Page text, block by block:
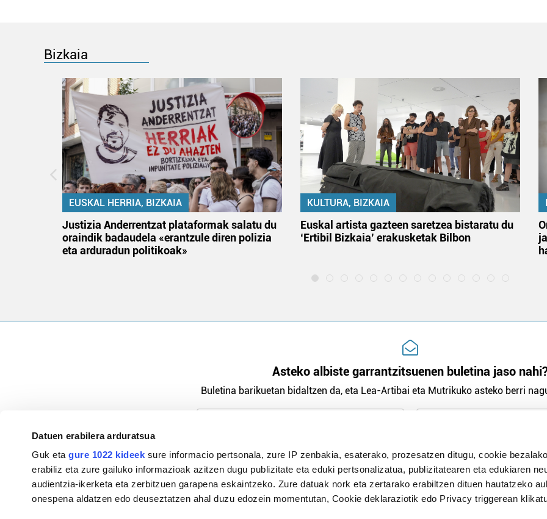
Datuen erabilera arduratsua
Guk etagure 1022 kideek sure informacio pertsonala, zure IP zenbakia, esaterako, prozesatzen ditugu, cookie
erabiliz eta zure gailuko informazioak azitzen dugu publizitate eta eduki pertsonalizatua, publizitatearen eta edukiaren
audientzia-ikerketa eta zerbitzuen garapena eskaintzeko. Zure datuak nork eta zertarako erabiltzen dituen hautatzeko
onespena aldatzen edo deuseztatzen ahal duzu edozein momentutan, Cookie deklaraziotik edo Privacy triggerean
Bizkaia
EUSKAL HERRIA, BIZKAIA
Justizia Anderrentzat plataformak salatu du
oraindik badaudela «erantzule diren polizia
eta arduradun politikoak»
KULTURA, BIZKAIA
Euskal artista gazteen saretzea bistaratu du
‘Ertibil Bizkaia’ erakusketak Bilbon
Asteko albiste garrantzitsuenen buletina jaso
Buletina barikuetan bidaltzen da, eta Lea-Artibai eta Mutrikuko asteko berri